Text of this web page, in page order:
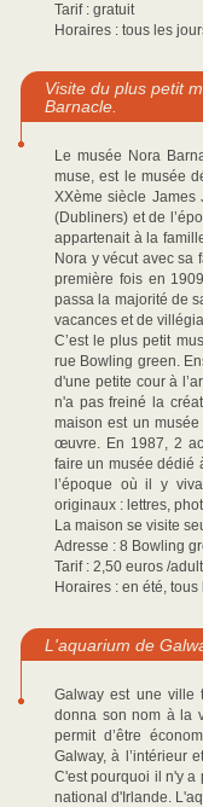
Tarif : gratuit
Horaires : tous les
Visite du plus petit
Barnacle.
Le musée Nora
muse, est le musée
XXème siècle James
(Dubliners) et de
appartenait à la
Nora y vécut avec sa
première fois en
passa la majorité de
vacances et de
C’est le plus petit
rue Bowling green.
d'une petite cour à
n'a pas freiné la
maison est un
œuvre. En 1987, 2
faire un musée dédié
l’époque où il y
originaux : lettres,
La maison se visite
Adresse : 8 Bowling
Tarif : 2,50 euros /
Horaires : en été,
L'aquarium de
Galway est une ville
donna son nom à la
permit d’être
Galway, à l’intérieur
C'est pourquoi il n'y a
national d'Irlande.